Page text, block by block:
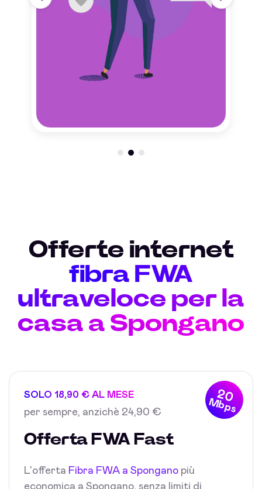
Offerte internet
fibra FWA
ultraveloce per la
casa a Spongano
20
Mbps
SOLO 18,90 € AL MESE
per sempre, anzichè 24,90 €
Offerta FWA Fast
L'offerta Fibra FWA a Spongano più
economica a Spongano, senza limiti di